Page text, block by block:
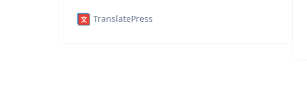
TranslatePress